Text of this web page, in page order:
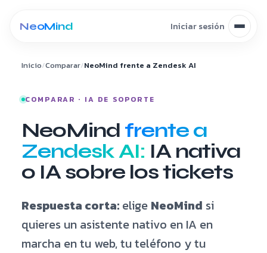
Inicio/Comparar/NeoMind frente a Zendesk AI
COMPARAR · IA DE SOPORTE
NeoMind frente a
Zendesk AI: IA nativa
o IA sobre los tickets
Respuesta corta: elige NeoMind si
quieres un asistente nativo en IA en
marcha en tu web, tu teléfono y tu